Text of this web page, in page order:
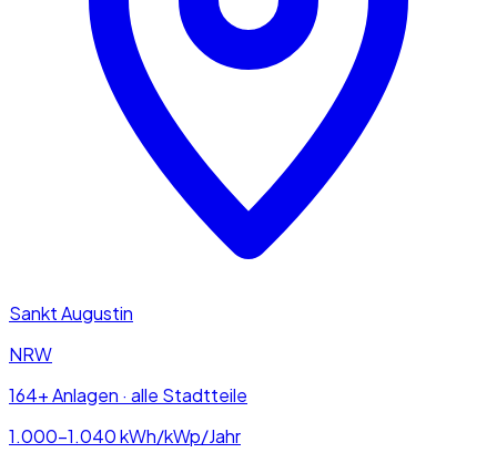
Sankt Augustin
NRW
164+ Anlagen · alle Stadtteile
1.000–1.040kWh/kWp/Jahr